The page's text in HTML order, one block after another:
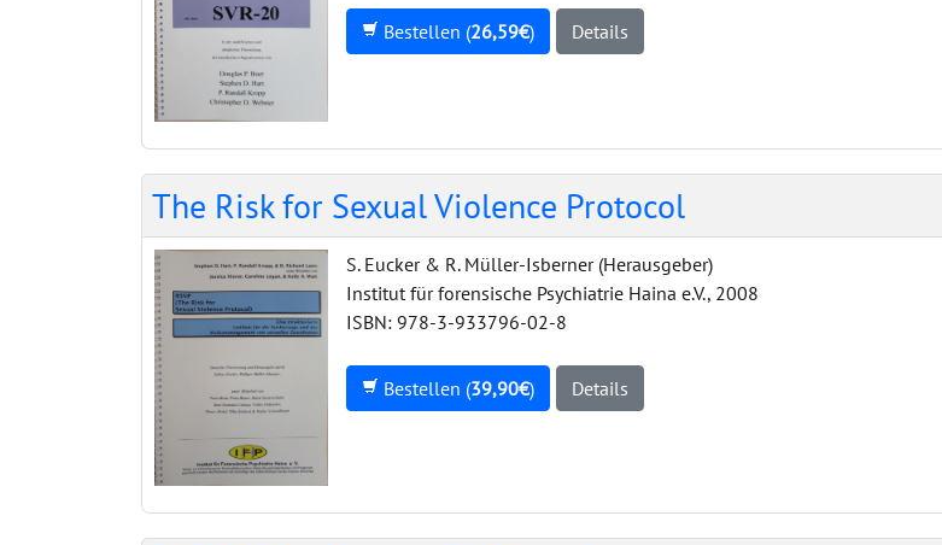
Bestellen (26,59€) Details
The Risk for Sexual Violence Protocol
S. Eucker & R. Müller-Isberner (Herausgeber)
Institut für forensische Psychiatrie Haina e.V., 2008
ISBN: 978-3-933796-02-8
Bestellen (39,90€) Details